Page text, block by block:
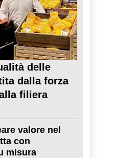
delle
dalla forza
filiera
valore nel
con
misura